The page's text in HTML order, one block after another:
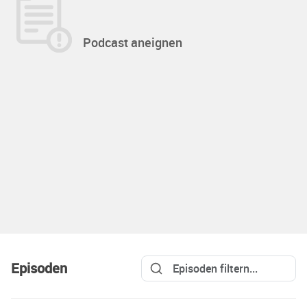
Podcast aneignen
Episoden